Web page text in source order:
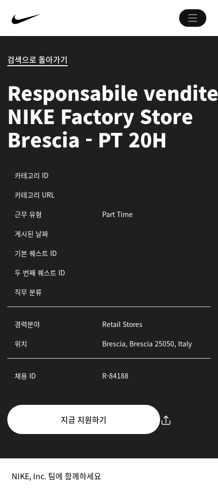
검색으로 돌아가기
Responsabile
NIKE Factory Store
Brescia - PT 20H
카테고리 ID
카테고리 URL
근무 유형
Part Time
게시된 날짜
기본 퀘스트 ID
두 번째 퀘스트 ID
직무 분류
경력분야
Retail Stores
위치
Brescia, Brescia 25050, Italy
채용 ID R-84188
지금 지원하기
NIKE, Inc. 팀에 함께하세요